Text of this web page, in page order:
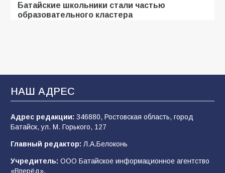
Батайские школьники стали частью
образовательного кластера
деле происходит в армии России в августе
2026 года
97 03.08.2026
НАШ АДРЕС
Адрес редакции: 346880, Ростовская область, город
Батайск, ул. М. Горького, 127
Главный редактор: Л.А.Белоконь
Учредитель: ООО Батайское информационное агентство
«Вперёд».